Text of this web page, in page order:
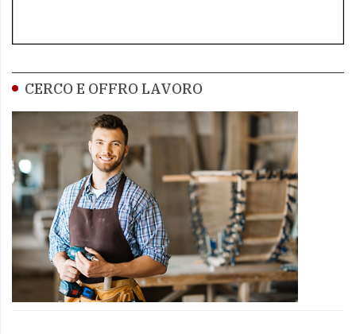
CERCO E OFFRO LAVORO